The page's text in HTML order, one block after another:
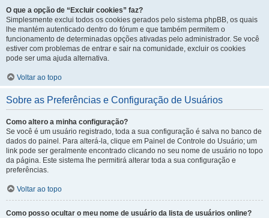
O que a opção de “Excluir cookies” faz?
Simplesmente exclui todos os cookies gerados pelo sistema phpBB, os quais
lhe mantém autenticado dentro do fórum e que também permitem o
funcionamento de determinadas opções ativadas pelo administrador. Se você
estiver com problemas de entrar e sair na comunidade, excluir os cookies
pode ser uma ajuda alternativa.
Voltar ao topo
Sobre as Preferências e Configuração de Usuários
Como altero a minha configuração?
Se você é um usuário registrado, toda a sua configuração é salva no banco de
dados do painel. Para alterá-la, clique em Painel de Controle do Usuário; um
link pode ser geralmente encontrado clicando no seu nome de usuário no topo
da página. Este sistema lhe permitirá alterar toda a sua configuração e
preferências.
Voltar ao topo
Como posso ocultar o meu nome de usuário da lista de usuários online?